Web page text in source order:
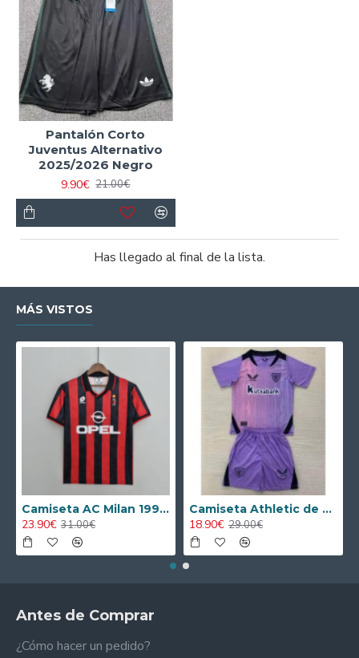
Pantalón Corto
Juventus Alternativo
2025/2026 Negro
9.90€ 21.00€
Has llegado al final de la lista.
MÁS VISTOS
Camiseta AC Milan 1995/1996 Local Retro
23.90€ 31.00€
Camiseta Athletic de Bilbao 2024/2025 Alternativo Niño Kit
18.90€ 29.00€
Antes de Comprar
¿Cómo hacer un pedido?